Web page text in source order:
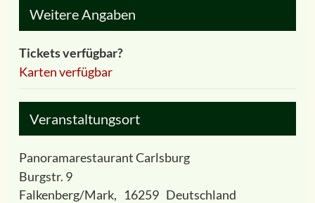
Veranstaltungsort
Panoramarestaurant Carlsburg
Burgstr. 9
Falkenberg/Mark, 16259 Deutschland
Weitere Angaben
Tickets verfügbar?
Karten verfügbar